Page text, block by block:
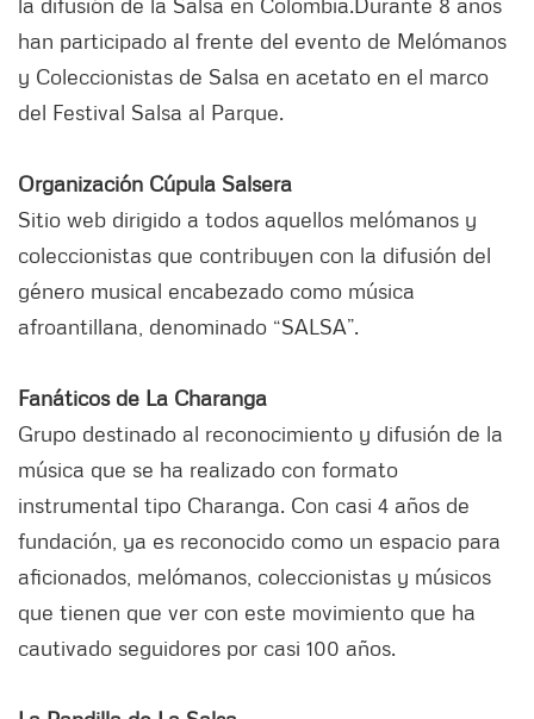
han participado al frente del evento de Melómanos
y Coleccionistas de Salsa en acetato en el marco
del Festival Salsa al Parque.
Organización Cúpula Salsera
Sitio web dirigido a todos aquellos melómanos y
coleccionistas que contribuyen con la difusión del
género musical encabezado como música
afroantillana, denominado “SALSA”.
Fanáticos de La Charanga
Grupo destinado al reconocimiento y difusión de la
música que se ha realizado con formato
instrumental tipo Charanga. Con casi 4 años de
fundación, ya es reconocido como un espacio para
aficionados, melómanos, coleccionistas y músicos
que tienen que ver con este movimiento que ha
cautivado seguidores por casi 100 años.